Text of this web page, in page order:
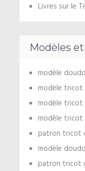
Livres sur le
Modèles
modèle
modèle tricot
modèle tricot
modèle
patron tricot
modèle
patron tricot